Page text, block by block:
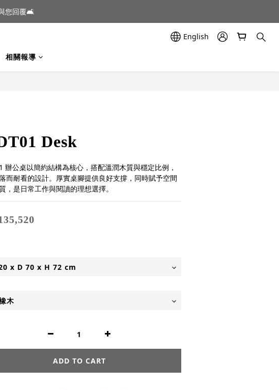
樂群門市展示中✨
您回覆🛋️
English
相關報導
Desk
辦公桌以簡約結構為核心，搭配溫潤木質與穩定比例，
而耐看的設計。厚實桌腳提供良好支撐，同時賦予空間
，是日常工作與閱讀的理想選擇。
ADD TO CART